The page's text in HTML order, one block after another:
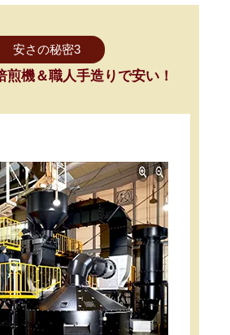
安さの秘密3
煎機＆職人手造りで安い！